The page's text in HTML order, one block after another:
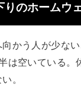
りのホームウ
かう人が少な
は空いている。
。